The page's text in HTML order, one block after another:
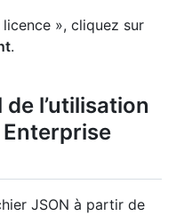
», cliquez sur
.
l’utilisation
JSON à partir de